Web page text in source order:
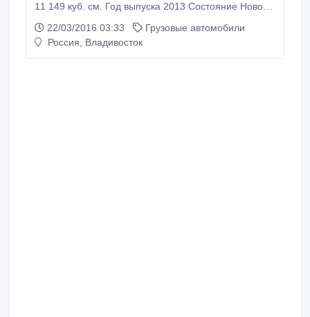
11 149 куб. см. Год выпуска 2013 Состояние Новое
кг. Тип: Бортовой грузовик Привод: 4x2
Трансмиссия: Механическая Топливо: Дизель Руль:
22/03/2016 03:33
Грузовые автомобили
Россия, Владивосток